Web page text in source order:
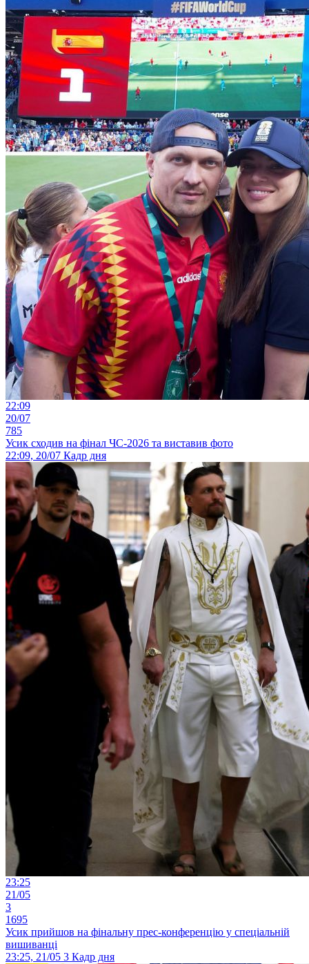
22:09
20/07
785
Усик сходив на фінал ЧС-2026 та виставив фото
22:09, 20/07 Кадр дня
23:25
21/05
3
1695
Усик прийшов на фінальну прес-конференцію у спеціальній
вишиванці
23:25, 21/05 3 Кадр дня